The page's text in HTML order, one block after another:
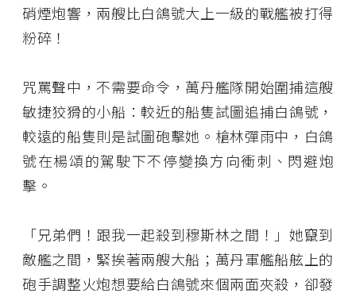
硝煙炮響，兩艘比白鴿號大上一級的戰艦被打得
粉碎！
咒罵聲中，不需要命令，萬丹艦隊開始圍捕這艘
敏捷狡猾的小船：較近的船隻試圖追捕白鴿號，
較遠的船隻則是試圖砲擊她。槍林彈雨中，白鴿
號在楊頌的駕駛下不停變換方向衝刺、閃避炮
擊。
「兄弟們！跟我一起殺到穆斯林之間！」她竄到
敵艦之間，緊挨著兩艘大船；萬丹軍艦船舷上的
砲手調整火炮想要給白鴿號來個兩面夾殺，卻發